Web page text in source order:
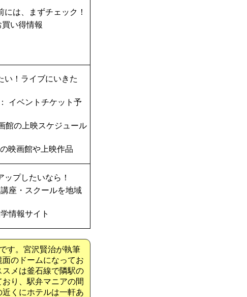
は、まずチェック！
い得情報
い！ライブにいきた
： イベントチケット予
館の上映スケジュール
映画館や上映作品
ップしたいなら！
講座・スクールを地域
情報サイト
す。宮沢賢治が執筆
のドームになってお
メは釜石線で隣駅の
り、駅弁マニアの間
くにホテルは一軒あ